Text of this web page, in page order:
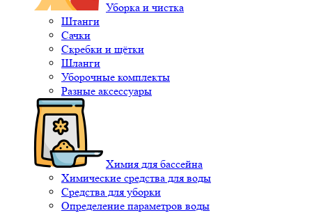
Уборка и чистка
Штанги
Сачки
Скребки и щётки
Шланги
Уборочные комплекты
Разные аксессуары
Химия для бассейна
Химические средства для воды
Средства для уборки
Определение параметров воды